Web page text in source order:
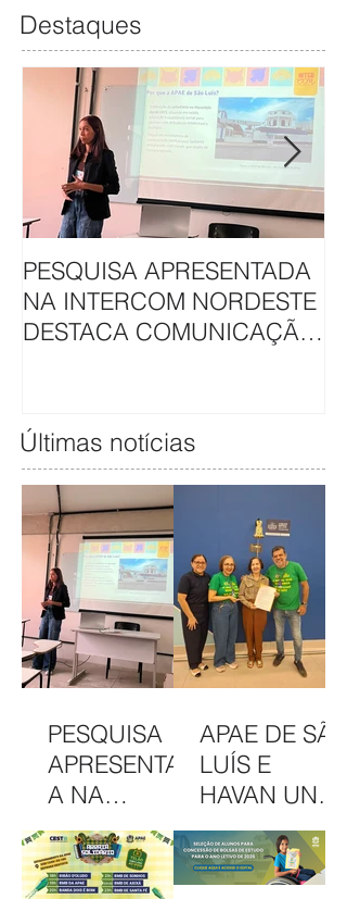
Destaques
PESQUISA APRESENTADA
NA INTERCOM NORDESTE
DESTACA COMUNICAÇÃO
Últimas notícias
PESQUISA
APRESENTAD
A NA
INTERCOM
NORDESTE
DESTACA
APAE DE SÃO
LUÍS E
HAVAN UNEM
PARCERIA
EM
CAMAPANHA